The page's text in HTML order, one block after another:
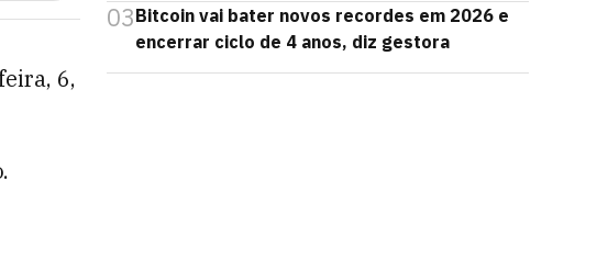
6,
03Bitcoin vai bater novos recordes em 2026 e
encerrar ciclo de 4 anos, diz gestora